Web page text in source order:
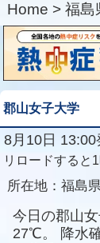
Home > 福島
郡山女子大学
8月10日 13:00
リロードすると
所在地： 福島
今日の郡山
27℃。
降水